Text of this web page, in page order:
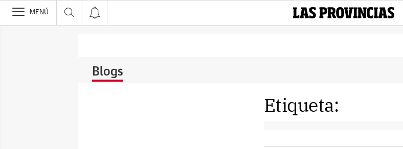
>
MENÚ
Blogs
Etiqueta: